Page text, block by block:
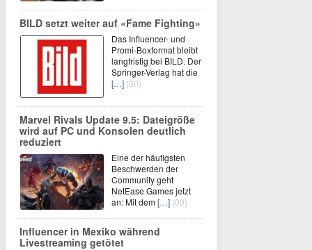
BILD setzt weiter auf «Fame Fighting»
Das Influencer- und
Promi-Boxformat bleibt
langfristig bei BILD. Der
Springer-Verlag hat die
[…] (00)
Marvel Rivals Update 9.5: Dateigröße
wird auf PC und Konsolen deutlich
reduziert
Eine der häufigsten
Beschwerden der
Community geht
NetEase Games jetzt
an: Mit dem[…] (00)
Influencer in Mexiko während
Livestreaming getötet